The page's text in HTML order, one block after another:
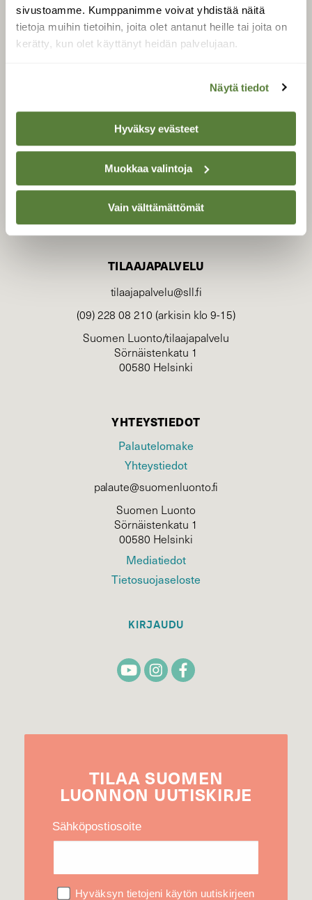
sivustoamme. Kumppanimme voivat yhdistää näitä
tietoja muihin tietoihin, joita olet antanut heille tai joita on
kerätty, kun olet käyttänyt heidän palvelujaan.
Näytä tiedot
Hyväksy evästeet
Muokkaa valintoja
Vain välttämättömät
SUOMEN LUONNON­
SUOJELU­LIITTO
Suomen Luonto -lehden
luonnonsuojelu­liitto.
TILAAJAPALVELU
tilaajapalvelu@sll.fi
(09) 228 08 210 (arkisin klo 9-15)
Suomen Luonto/tilaajapalvelu
Sörnäistenkatu 1
00580 Helsinki
YHTEYSTIEDOT
Palautelomake
Yhteystiedot
palaute@suomenluonto.fi
Suomen Luonto
Sörnäistenkatu 1
00580 Helsinki
Mediatiedot
Tietosuojaseloste
KIRJAUDU
TILAA SUOMEN
LUONNON UUTIS­KIRJE
Sähköpostiosoite
Hyväksyn tietojeni käytön uutiskirjeen